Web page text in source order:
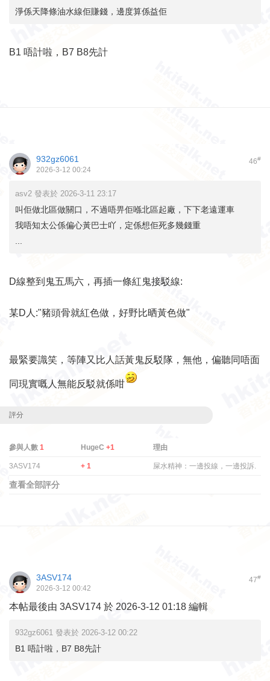
淨係天降條油水線佢賺錢，邊度算係益佢
B1 唔計啦，B7 B8先計
46#
932gz6061
2026-3-12 00:24
asv2 發表於 2026-3-11 23:17
叫佢做北區做關口，不過唔畀佢喺北區起廠，下下老遠運車
我唔知太公係偏心黃巴士吖，定係想佢死多幾錢重
D線整到鬼五馬六，再插一條紅鬼接駁線:
某D人:"豬頭骨就紅色做，好野比晒黃色做"
最緊要識笑，等陣又比人話黃鬼反駁隊，無他，偏聽同唔面
同現實嘅人無能反駁就係咁
評分
參與人數 1 HugeC+1 理由
3ASV174 + 1 屎水精神：一邊投線，一邊投訴.
查看全部評分
47#
3ASV174
2026-3-12 00:42
本帖最後由 3ASV174 於 2026-3-12 01:18 編輯
932gz6061 發表於 2026-3-12 00:22
B1 唔計啦，B7 B8先計